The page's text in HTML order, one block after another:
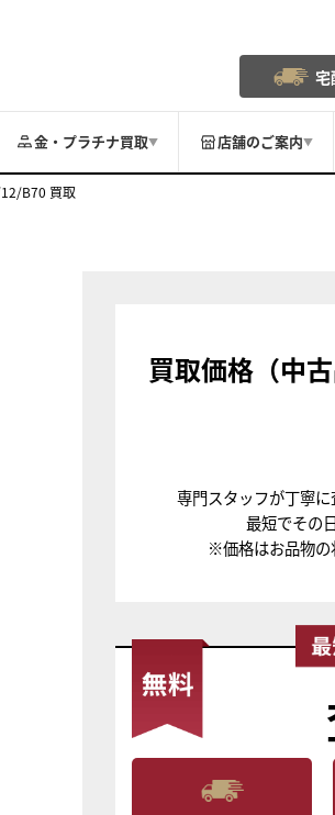
宅
金・プラチナ買取▼ 店舗のご案内▼
B70 買取
買取価格（中
専門スタッフが丁寧に
最短でその
※価格はお品物の